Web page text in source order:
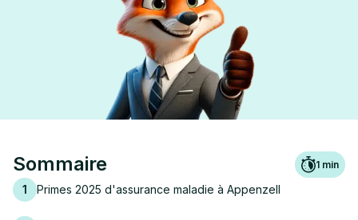
Sommaire 1 min
1 Primes 2025 d'assurance maladie à Appenzell